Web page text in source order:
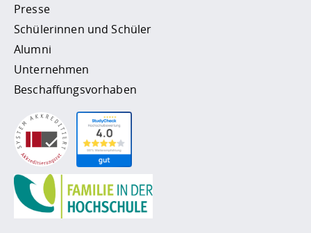
Presse
Schülerinnen und Schüler
Alumni
Unternehmen
Beschaffungsvorhaben